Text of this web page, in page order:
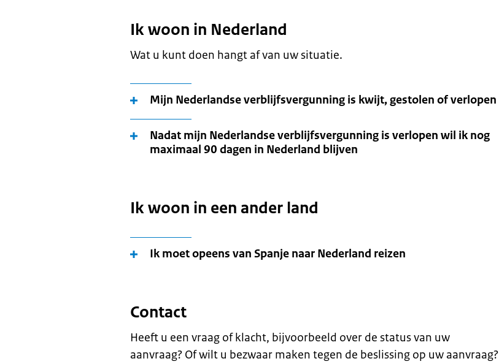
Ik woon in Nederland
Wat u kunt doen hangt af van uw situatie.
Mijn Nederlandse verblijfsvergunning is kwijt, gestolen of verlopen
Nadat mijn Nederlandse verblijfsvergunning is verlopen wil ik nog
maximaal 90 dagen in Nederland blijven
Ik woon in een ander land
Ik moet opeens van Spanje naar Nederland reizen
Contact
Heeft u een vraag of klacht, bijvoorbeeld over de status van uw
aanvraag? Of wilt u bezwaar maken tegen de beslissing op uw aanvraag?